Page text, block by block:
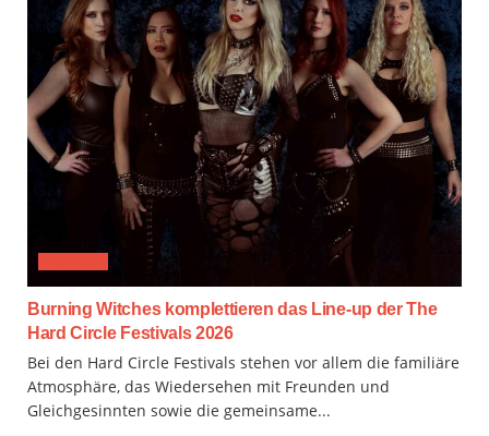
Burning Witches komplettieren das Line-up der The
Hard Circle Festivals 2026
Bei den Hard Circle Festivals stehen vor allem die familiäre
Atmosphäre, das Wiedersehen mit Freunden und
Gleichgesinnten sowie die gemeinsame...